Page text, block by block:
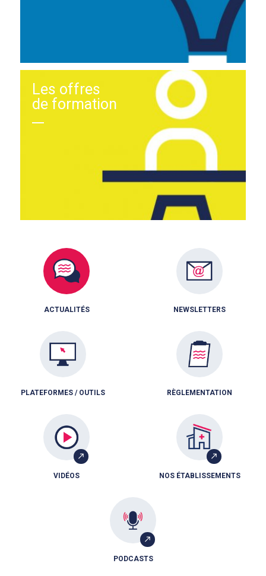
Les offres
de formation
ACTUALITÉS NEWSLETTERS
PLATEFORMES / OUTILS RÈGLEMENTATION
VIDÉOS NOS ÉTABLISSEMENTS
PODCASTS